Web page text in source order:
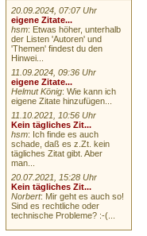
20.09.2024, 07:07 Uhr
eigene Zitate...
hsm: Etwas höher, unterhalb
der Listen 'Autoren' und
'Themen' findest du den
Hinwei...
11.09.2024, 09:36 Uhr
eigene Zitate...
Helmut König: Wie kann ich
eigene Zitate hinzufügen...
11.10.2021, 10:56 Uhr
Kein tägliches Zit...
hsm: Ich finde es auch
schade, daß es z.Zt. kein
tägliches Zitat gibt. Aber
man...
20.07.2021, 15:28 Uhr
Kein tägliches Zit...
Norbert: Mir geht es auch so!
Sind es rechtliche oder
technische Probleme? :-(...